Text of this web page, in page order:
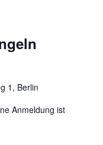
1, Berlin
Anmeldung ist